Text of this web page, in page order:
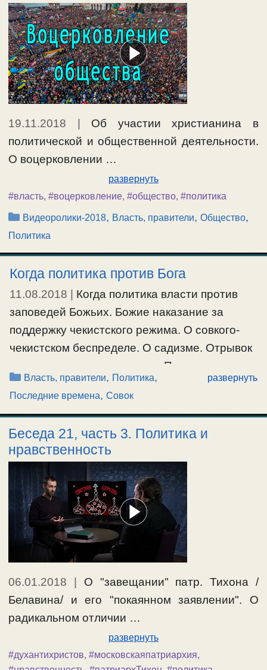
19.11.2018
Об участии христианина в
политической и общественной деятельности.
О воцерковлении …
развернуть
#власть, #воцерковление, #общество, #политика
Рубрики
Видеоролики-2018, Власть, правители,Общество,
Политика
Когда политика против Бога
11.08.2018
Когда политика власти против
заповедей Божьих. Божие наказание за
поддержку чекистского режима. О совкого-
чекистском беспределе. О садизме. Отрывок
из исповеди сверхчеловека. Политика
лицемерия и пропаганда. О православии,
самодержавии и народности в наше
время. Слова свт.Игнатия Брянчанинова о
России. Исчезновение истины.
#власть ,#советскаявласть
Рубрики
Власть, правители, Политика,
Последние времена, Совок
развернуть
Беседа 21, часть 3. Политика и
нравственность
06.01.2018
О "завещании" патр. Тихона /
Белавина/ и его "покаянном заявлении". О
радикальном отличии …
развернуть
#духантихристов, #московскаяпатриархия,